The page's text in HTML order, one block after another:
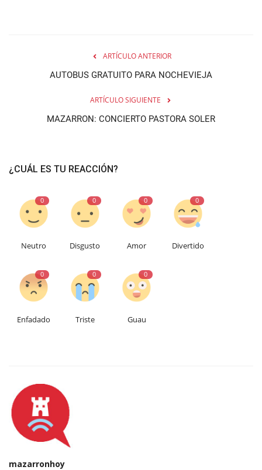
ARTÍCULO ANTERIOR
AUTOBUS GRATUITO PARA NOCHEVIEJA
ARTÍCULO SIGUIENTE
MAZARRON: CONCIERTO PASTORA SOLER
¿CUÁL ES TU REACCIÓN?
0
Neutro
0
Disgusto
0
Amor
0
Divertido
0
Enfadado
0
Triste
0
Guau
mazarronhoy